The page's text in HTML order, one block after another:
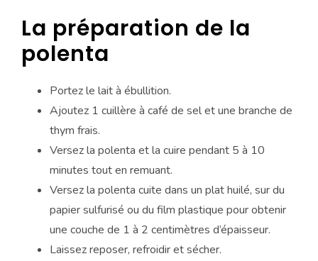
La préparation de la
polenta
Portez le lait à ébullition.
Ajoutez 1 cuillère à café de sel et une branche de
thym frais.
Versez la polenta et la cuire pendant 5 à 10
minutes tout en remuant.
Versez la polenta cuite dans un plat huilé, sur du
papier sulfurisé ou du film plastique pour obtenir
une couche de 1 à 2 centimètres d’épaisseur.
Laissez reposer, refroidir et sécher.